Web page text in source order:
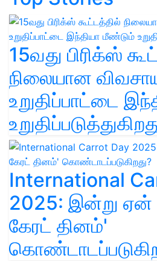
15வது பிரிக்ஸ்
நிலையான
உறுதிப்பாட்டை
International
2025: இன்று ஏன்
கேரட் தினம்'